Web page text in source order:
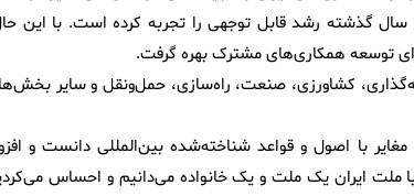
گذشته رشد قابل توجهی را تجربه کرده است. با این
توسعه همکاری‌های مشترک بهره گرفت.
کشاورزی، صنعت، راه‌سازی، حمل‌ونقل و سایر
با اصول و قواعد شناخته‌شده بین‌المللی دانست و
با ملت ایران یک ملت و یک خانواده می‌دانیم و احساس